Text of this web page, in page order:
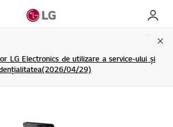
My LG
LG Electronics de utilizare a service-ului și
04/29)